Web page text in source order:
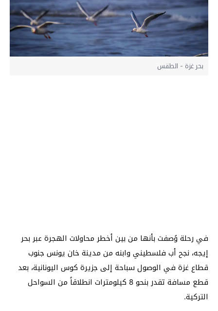
بحر غزة - الطقس
في رحلة وُصفت بأنها من بين أخطر محاولات الهجرة عبر بحر
إيجه، نجح أب فلسطيني وابنه من مدينة خان يونس جنوب
قطاع غزة في الوصول سباحة إلى جزيرة كوس اليونانية، بعد
قطع مسافة تقدر بنحو 8 كيلومترات انطلاقاً من السواحل
التركية.